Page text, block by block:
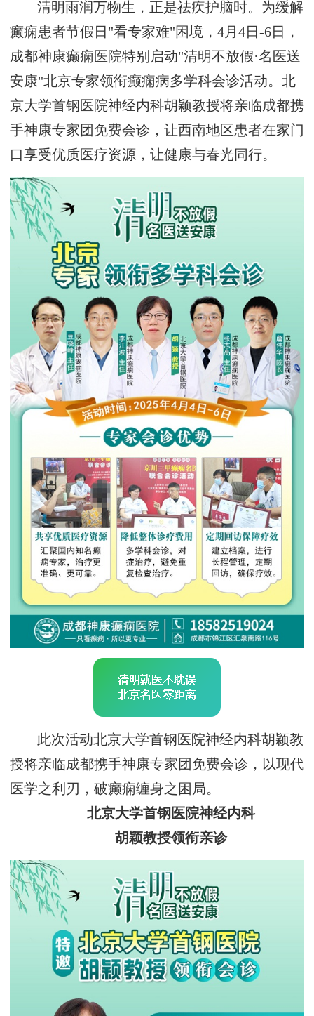
清明雨润万物生，正是祛疾护脑时。为缓解
癫痫患者节假日"看专家难"困境，4月4日-6日，
成都神康癫痫医院特别启动"清明不放假·名医送
安康"北京专家领衔癫痫病多学科会诊活动。北
京大学首钢医院神经内科胡颖教授将亲临成都携
手神康专家团免费会诊，让西南地区患者在家门
口享受优质医疗资源，让健康与春光同行。
此次活动北京大学首钢医院神经内科胡颖教
授将亲临成都携手神康专家团免费会诊，以现代
医学之利刃，破癫痫缠身之困局。
北京大学首钢医院神经内科
胡颖教授领衔亲诊